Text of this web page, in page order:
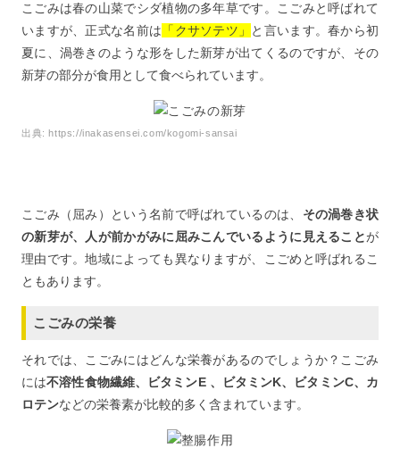
こごみは春の山菜でシダ植物の多年草です。こごみと呼ばれて
いますが、正式な名前は 「クサソテツ」
と言います。春から初
夏に、渦巻きのような形をした新芽が出てくるのですが、その
新芽の部分が食用として食べられています。
出典:https://inakasensei.com/kogomi-sansai
こごみ（屈み）という名前で呼ばれているのは、 その渦巻き状
の新芽が、人が前かがみに屈みこんでいるように見えることが
理由です。地域によっても異なりますが、こごめと呼ばれるこ
ともあります。
こごみの栄養
それでは、こごみにはどんな栄養があるのでしょうか？こごみ
には不溶性食物繊維、ビタミンE 、ビタミンK、ビタミンC、カ
ロテンなどの栄養素が比較的多く含まれています。